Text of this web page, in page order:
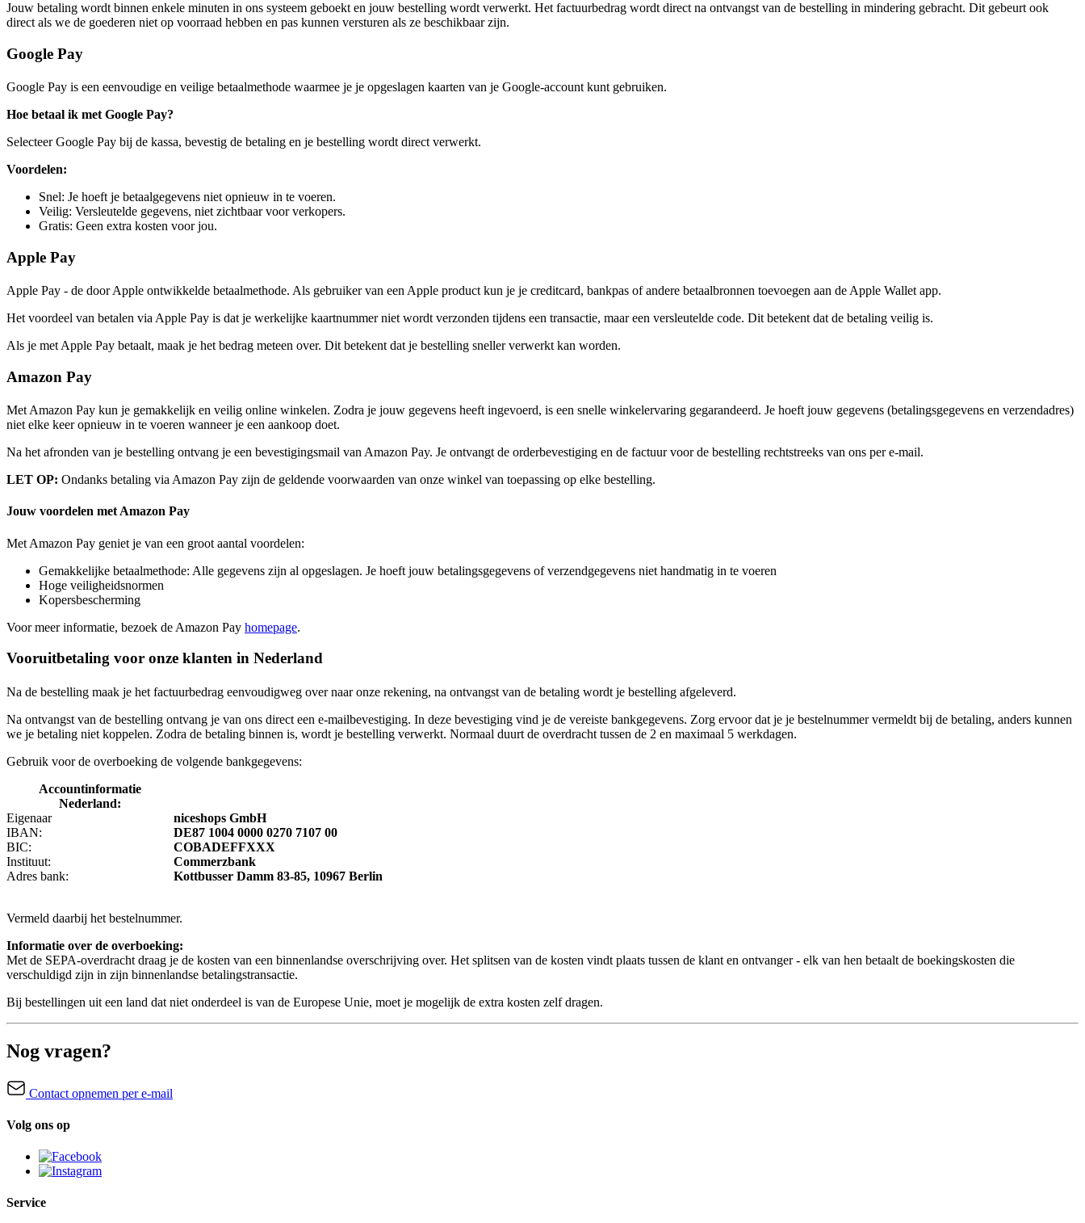
Jouw betaling wordt binnen enkele minuten in ons systeem geboekt en jouw bestelling wordt verwerkt. Het factuurbedrag wordt direct na ontvangst van de bestelling in mindering gebracht. Dit gebeurt ook
direct als we de goederen niet op voorraad hebben en pas kunnen versturen als ze beschikbaar zijn.
Google Pay
Google Pay is een eenvoudige en veilige betaalmethode waarmee je je opgeslagen kaarten van je Google-account kunt gebruiken.
Hoe betaal ik met Google Pay?
Selecteer Google Pay bij de kassa, bevestig de betaling en je bestelling wordt direct verwerkt.
Voordelen:
Snel: Je hoeft je betaalgegevens niet opnieuw in te voeren.
Veilig: Versleutelde gegevens, niet zichtbaar voor verkopers.
Gratis: Geen extra kosten voor jou.
Apple Pay
Apple Pay - de door Apple ontwikkelde betaalmethode. Als gebruiker van een Apple product kun je je creditcard, bankpas of andere betaalbronnen toevoegen aan de Apple Wallet app.
Het voordeel van betalen via Apple Pay is dat je werkelijke kaartnummer niet wordt verzonden tijdens een transactie, maar een versleutelde code. Dit betekent dat de betaling veilig is.
Als je met Apple Pay betaalt, maak je het bedrag meteen over. Dit betekent dat je bestelling sneller verwerkt kan worden.
Amazon Pay
Met Amazon Pay kun je gemakkelijk en veilig online winkelen. Zodra je jouw gegevens heeft ingevoerd, is een snelle winkelervaring gegarandeerd. Je hoeft jouw gegevens (betalingsgegevens en verzendadres)
niet elke keer opnieuw in te voeren wanneer je een aankoop doet.
Na het afronden van je bestelling ontvang je een bevestigingsmail van Amazon Pay. Je ontvangt de orderbevestiging en de factuur voor de bestelling rechtstreeks van ons per e-mail.
LET OP: Ondanks betaling via Amazon Pay zijn de geldende voorwaarden van onze winkel van toepassing op elke bestelling.
Jouw voordelen met Amazon Pay
Met Amazon Pay geniet je van een groot aantal voordelen:
Gemakkelijke betaalmethode: Alle gegevens zijn al opgeslagen. Je hoeft jouw betalingsgegevens of verzendgegevens niet handmatig in te voeren
Hoge veiligheidsnormen
Kopersbescherming
Voor meer informatie, bezoek de Amazon Pay homepage.
Vooruitbetaling voor onze klanten in Nederland
Na de bestelling maak je het factuurbedrag eenvoudigweg over naar onze rekening, na ontvangst van de betaling wordt je bestelling afgeleverd.
Na ontvangst van de bestelling ontvang je van ons direct een e-mailbevestiging. In deze bevestiging vind je de vereiste bankgegevens. Zorg ervoor dat je je bestelnummer vermeldt bij de betaling, anders kunnen
we je betaling niet koppelen. Zodra de betaling binnen is, wordt je bestelling verwerkt. Normaal duurt de overdracht tussen de 2 en maximaal 5 werkdagen.
Gebruik voor de overboeking de volgende bankgegevens:
Accountinformatie
Nederland:
Eigenaar
niceshops GmbH
IBAN:
DE87 1004 0000 0270 7107 00
BIC:
COBADEFFXXX
Instituut:
Commerzbank
Adres bank:
Kottbusser Damm 83-85, 10967 Berlin
Vermeld daarbij het bestelnummer.
Informatie over de overboeking:
Met de SEPA-overdracht draag je de kosten van een binnenlandse overschrijving over. Het splitsen van de kosten vindt plaats tussen de klant en ontvanger - elk van hen betaalt de boekingskosten die
verschuldigd zijn in zijn binnenlandse betalingstransactie.
Bij bestellingen uit een land dat niet onderdeel is van de Europese Unie, moet je mogelijk de extra kosten zelf dragen.
Nog vragen?
Contact opnemen per e-mail
Volg ons op
Service